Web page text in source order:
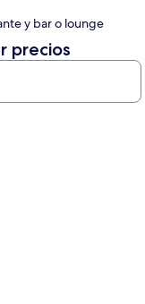
y bar o lounge
precios